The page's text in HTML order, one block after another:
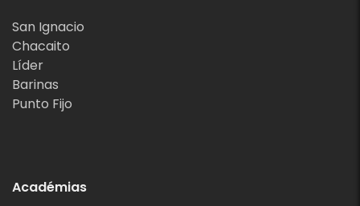
San Ignacio
Chacaito
Líder
Barinas
Punto Fijo
Académias